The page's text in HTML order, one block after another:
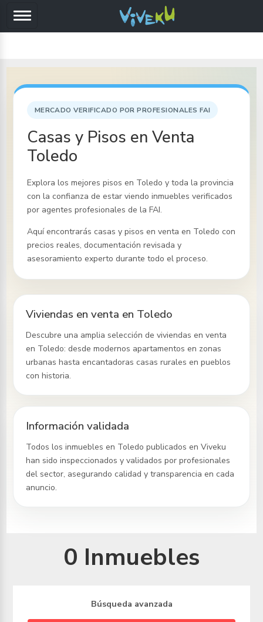
MERCADO VERIFICADO POR PROFESIONALES FAI
Casas y Pisos en Venta
Toledo
Explora los mejores pisos en Toledo y toda la provincia
con la confianza de estar viendo inmuebles verificados
por agentes profesionales de la FAI.
Aquí encontrarás casas y pisos en venta en Toledo con
precios reales, documentación revisada y
asesoramiento experto durante todo el proceso.
Viviendas en venta en Toledo
Descubre una amplia selección de viviendas en venta
en Toledo: desde modernos apartamentos en zonas
urbanas hasta encantadoras casas rurales en pueblos
con historia.
Información validada
Todos los inmueblesen Toledo publicados en Viveku
han sido inspeccionados y validados por profesionales
del sector, asegurando calidad y transparencia en cada
anuncio.
0 Inmuebles
Búsqueda avanzada